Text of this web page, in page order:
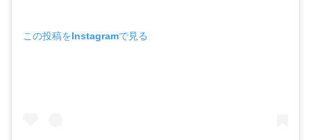
この投稿をInstagramで見る